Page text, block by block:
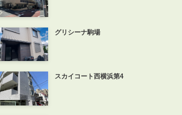
グリシーナ駒場
スカイコート西横浜第4